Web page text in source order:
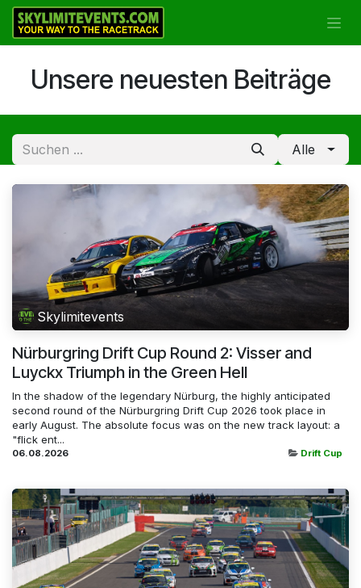
Zum Inhalt springen
Unsere neuesten Beiträge
Alle
Skylimitevents
Nürburgring Drift Cup Round 2: Visser and
Luyckx Triumph in the Green Hell
In the shadow of the legendary Nürburg, the highly anticipated
second round of the Nürburgring Drift Cup 2026 took place in
early August. The absolute focus was on the new track layout: a
"flick ent...
06.08.2026 Drift Cup